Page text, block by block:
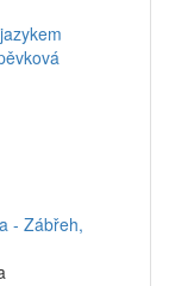
- Zábřeh,